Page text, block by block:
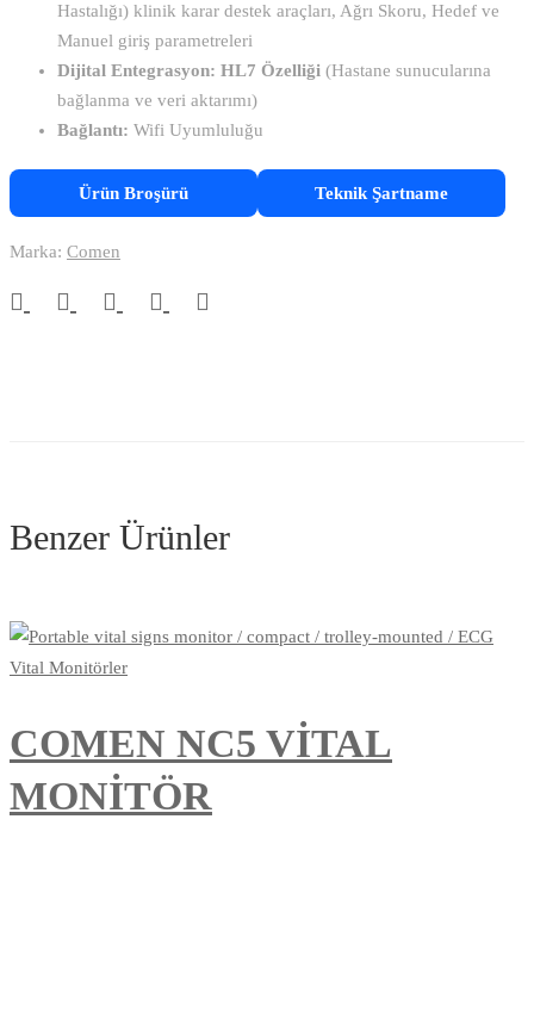
Hastalığı) klinik karar destek araçları, Ağrı Skoru, Hedef ve
Manuel giriş parametreleri
Dijital Entegrasyon: HL7 Özelliği (Hastane sunucularına
bağlanma ve veri aktarımı)
Bağlantı: Wifi Uyumluluğu
Ürün Broşürü Teknik Şartname
Marka: Comen
Benzer Ürünler
Vital Monitörler
COMEN NC5 VİTAL
MONİTÖR